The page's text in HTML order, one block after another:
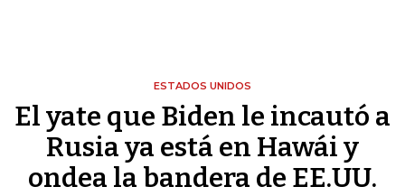
ESTADOS UNIDOS
El yate que Biden le incautó a
Rusia ya está en Hawái y
ondea la bandera de EE.UU.